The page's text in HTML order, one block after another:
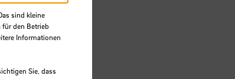
sind kleine
den Betrieb
Informationen
Sie, dass